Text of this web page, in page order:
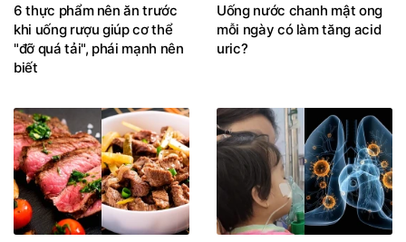
6 thực phẩm nên ăn trước
khi uống rượu giúp cơ thể
"đỡ quá tải", phái mạnh nên
biết
Uống nước chanh mật ong
mỗi ngày có làm tăng acid
uric?